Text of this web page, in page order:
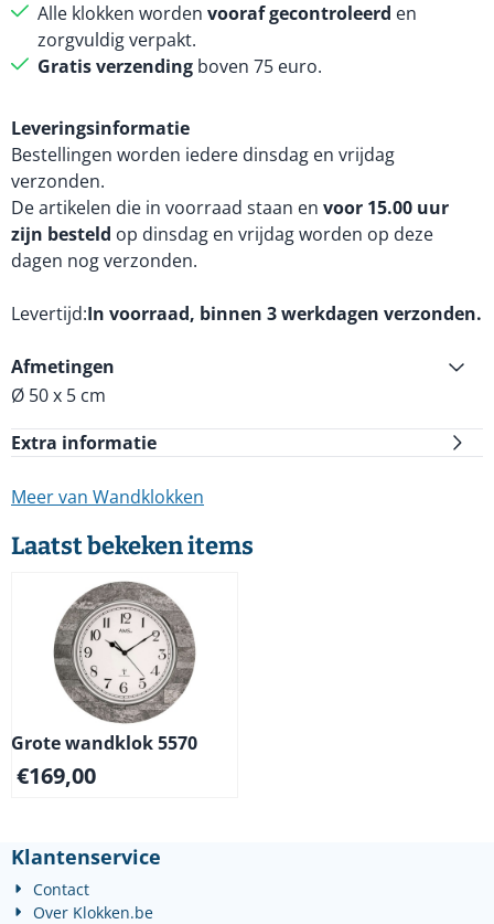
Alle klokken worden vooraf gecontroleerd en
zorgvuldig verpakt.
Gratis verzending boven 75 euro.
Leveringsinformatie
Bestellingen worden iedere dinsdag en vrijdag
verzonden.
De artikelen die in voorraad staan en voor 15.00 uur
zijn besteld op dinsdag en vrijdag worden op deze
dagen nog verzonden.
Levertijd In voorraad, binnen 3 werkdagen verzonden.
Afmetingen
Ø 50 x 5 cm
Extra informatie
Meer van Wandklokken
Laatst bekeken items
Grote wandklok 5570
€169,00
Klantenservice
Contact
Over Klokken.be